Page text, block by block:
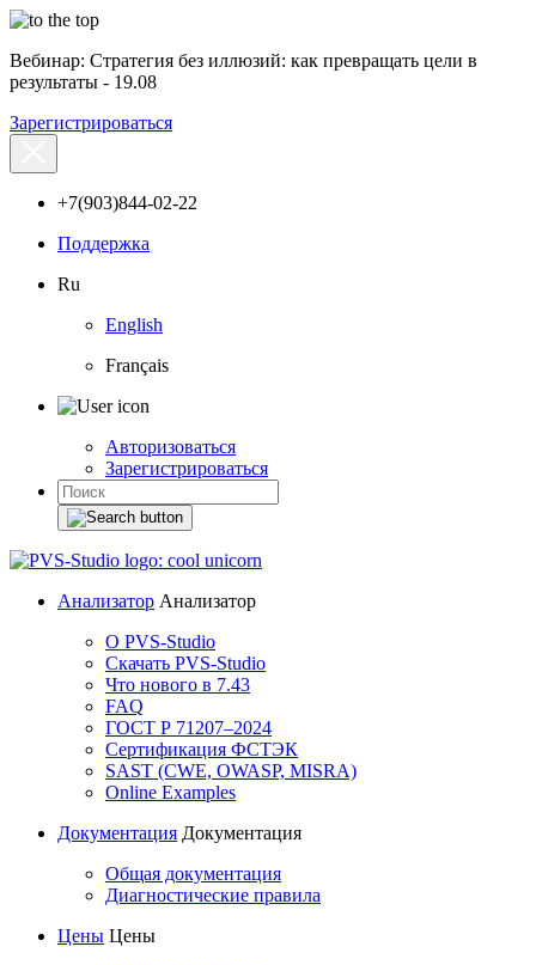
Вебинар: Стратегия без иллюзий: как превращать цели в
результаты - 19.08
Зарегистрироваться
+7(903)844-02-22
Поддержка
Ru
English
Français
Авторизоваться
Зарегистрироваться
Анализатор Анализатор
О PVS-Studio
Скачать PVS-Studio
Что нового в 7.43
FAQ
ГОСТ Р 71207–2024
Сертификация ФСТЭК
SAST (CWE, OWASP, MISRA)
Online Examples
Документация Документация
Общая документация
Диагностические правила
Цены Цены